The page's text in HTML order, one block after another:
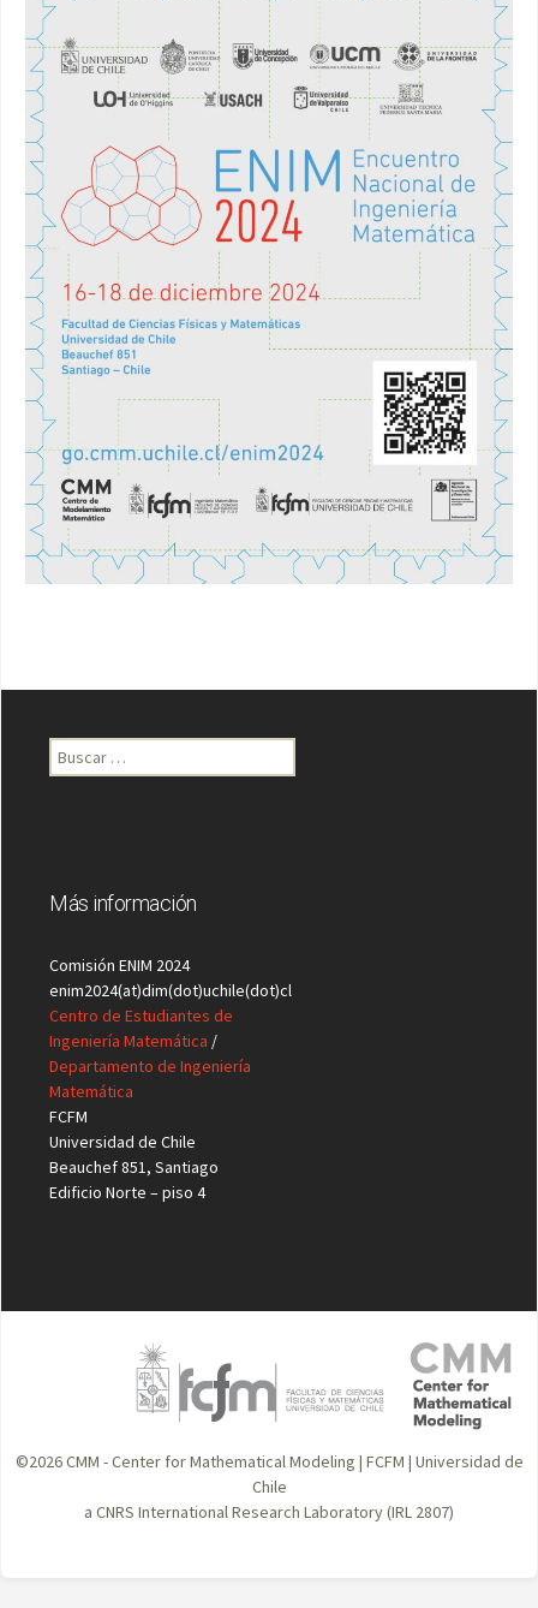
Buscar
por:
Más información
Comisión ENIM 2024
enim2024(at)dim(dot)uchile(dot)cl
Centro de Estudiantes de
Ingeniería Matemática /
Departamento de Ingeniería
Matemática
FCFM
Universidad de Chile
Beauchef 851, Santiago
Edificio Norte – piso 4
©2026CMM - Center for Mathematical Modeling | FCFM | Universidad de
Chile
a CNRS International Research Laboratory (IRL 2807)